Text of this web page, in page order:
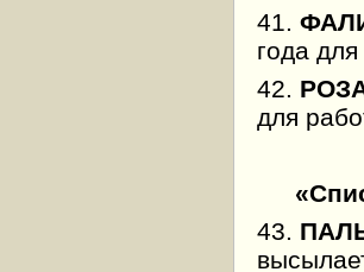
41.
года
42.
для
43.